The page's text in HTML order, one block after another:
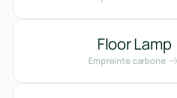
Floor Lamp
Empreinte carbone